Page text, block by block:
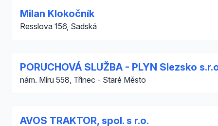
Milan Klokočník
Resslova 156, Sadská
PORUCHOVÁ SLUŽBA - PLYN Slezsko
nám. Míru 558, Třinec - Staré Město
AVOS TRAKTOR, spol. s r.o.